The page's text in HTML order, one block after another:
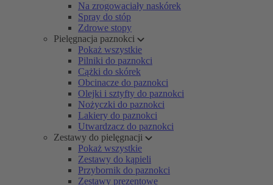
Na zrogowaciały naskórek
Spray do stóp
Zdrowe stopy
Pielęgnacja paznokci
Pokaż wszystkie
Pilniki do paznokci
Cążki do skórek
Obcinacze do paznokci
Olejki i sztyfty do paznokci
Nożyczki do paznokci
Lakiery do paznokci
Utwardzacz do paznokci
Zestawy do pielęgnacji
Pokaż wszystkie
Zestawy do kąpieli
Przybornik do paznokci
Zestawy prezentowe